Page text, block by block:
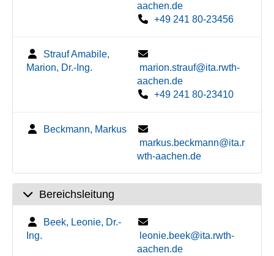
aachen.de
+49 241 80-23456
Strauf Amabile,
Marion, Dr.-Ing.
marion.strauf@ita.rwth-
aachen.de
+49 241 80-23410
Beckmann, Markus
markus.beckmann@ita.r
wth-aachen.de
Bereichsleitung
Beek, Leonie, Dr.-
Ing.
leonie.beek@ita.rwth-
aachen.de